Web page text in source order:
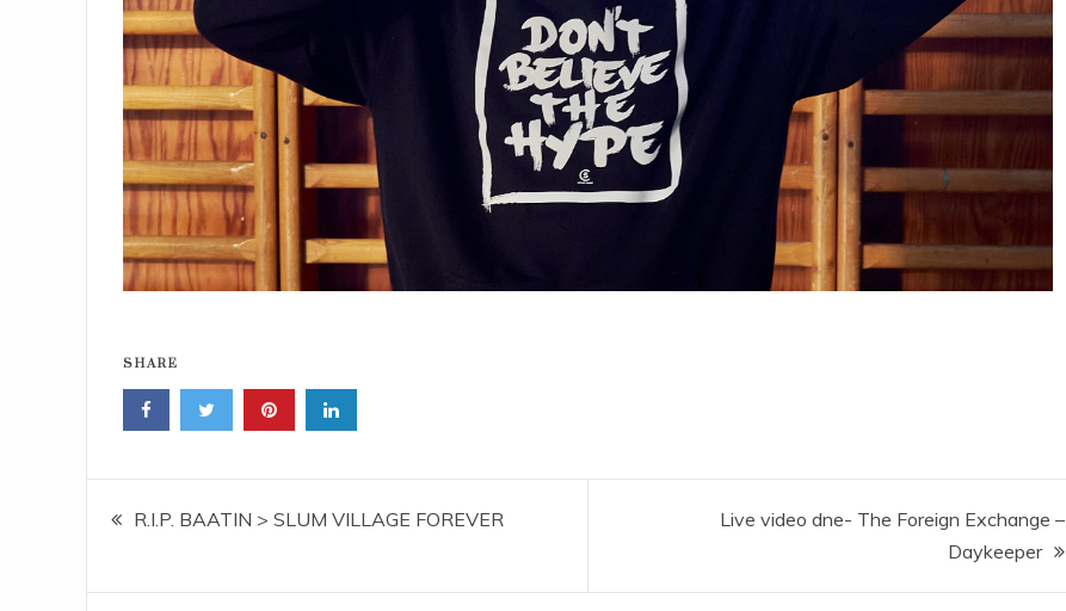
SHARE
Navigace
R.I.P. BAATIN > SLUM VILLAGE FOREVER
Live video dne- The Foreign Exchange –
Daykeeper